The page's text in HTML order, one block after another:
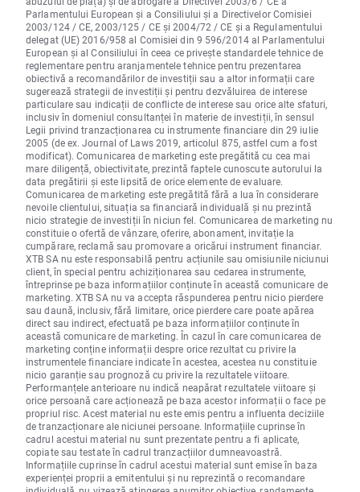
Parlamentului European și a Consiliului și a Directivelor Comisiei
2003/124 / CE, 2003/125 / CE și 2004/72 / CE și a Regulamentului
delegat (UE) 2016/958 al Comisiei din 9 596/2014 al Parlamentului
European și al Consiliului în ceea ce privește standardele tehnice de
reglementare pentru aranjamentele tehnice pentru prezentarea
obiectivă a recomandărilor de investiții sau a altor informații care
sugerează strategii de investiții și pentru dezvăluirea de interese
particulare sau indicații de conflicte de interese sau orice alte sfaturi,
inclusiv în domeniul consultanței în materie de investiții, în sensul
Legii privind tranzacționarea cu instrumente financiare din 29 iulie
2005 (de ex. Journal of Laws 2019, articolul 875, astfel cum a fost
modificat). Comunicarea de marketing este pregătită cu cea mai
mare diligență, obiectivitate, prezintă faptele cunoscute autorului la
data pregătirii și este lipsită de orice elemente de evaluare.
Comunicarea de marketing este pregătită fără a lua în considerare
nevoile clientului, situația sa financiară individuală și nu prezintă
nicio strategie de investiții în niciun fel. Comunicarea de marketing nu
constituie o ofertă de vânzare, oferire, abonament, invitație la
cumpărare, reclamă sau promovare a oricărui instrument financiar.
XTB SA nu este responsabilă pentru acțiunile sau omisiunile niciunui
client, în special pentru achiziționarea sau cedarea instrumente,
întreprinse pe baza informațiilor conținute în această comunicare de
marketing. XTB SA nu va accepta răspunderea pentru nicio pierdere
sau daună, inclusiv, fără limitare, orice pierdere care poate apărea
direct sau indirect, efectuată pe baza informațiilor conținute în
această comunicare de marketing. În cazul în care comunicarea de
marketing conține informații despre orice rezultat cu privire la
instrumentele financiare indicate în acestea, acestea nu constituie
nicio garanție sau prognoză cu privire la rezultatele viitoare.
Performanțele anterioare nu indică neapărat rezultatele viitoare și
orice persoană care acționează pe baza acestor informații o face pe
propriul risc. Acest material nu este emis pentru a influenta deciziile
de tranzacționare ale niciunei persoane. Informațiile cuprinse în
cadrul acestui material nu sunt prezentate pentru a fi aplicate,
copiate sau testate în cadrul tranzacțiilor dumneavoastră.
Informațiile cuprinse în cadrul acestui material sunt emise în baza
experienței proprii a emitentului și nu reprezintă o recomandare